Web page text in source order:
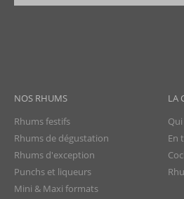
NOS RHUMS
Rhums festifs
Rhums de dégustation
Rhums d'exception
Punchs et liqueurs
Mini & Maxi formats
LA
En